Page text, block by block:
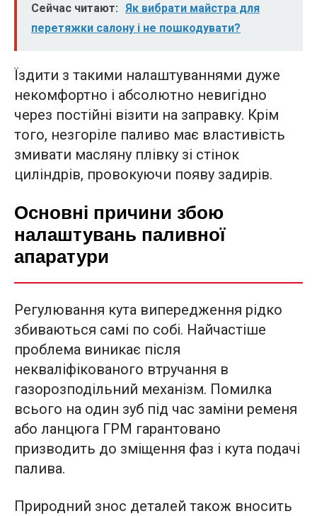
Сейчас читают:
Як вибрати майстра для
перетяжки салону і не пошкодувати?
Їздити з такими налаштуваннями дуже
некомфортно і абсолютно невигідно
через постійні візити на заправку. Крім
того, незгоріле паливо має властивість
змивати масляну плівку зі стінок
циліндрів, провокуючи появу задирів.
Основні причини збою
налаштувань паливної
апаратури
Регулювання кута випередження рідко
збиваються самі по собі. Найчастіше
проблема виникає після
некваліфікованого втручання в
газорозподільний механізм. Помилка
всього на один зуб під час заміни ременя
або ланцюга ГРМ гарантовано
призводить до зміщення фаз і кута подачі
палива.
Природний знос деталей також вносить